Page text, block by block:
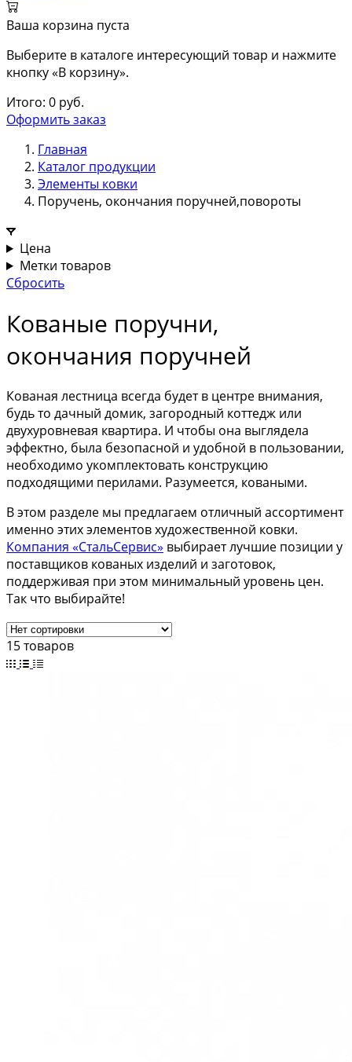
Ваша корзина пуста
Выберите в каталоге интересующий товар и нажмите
кнопку «В корзину».
Итого: 0 руб.
Оформить заказ
Главная
Каталог продукции
Элементы ковки
Поручень, окончания поручней,повороты
Цена
Метки товаров
Сбросить
Кованые поручни,
окончания поручней
Кованая лестница всегда будет в центре внимания,
будь то дачный домик, загородный коттедж или
двухуровневая квартира. И чтобы она выглядела
эффектно, была безопасной и удобной в пользовании,
необходимо укомплектовать конструкцию
подходящими перилами. Разумеется, коваными.
В этом разделе мы предлагаем отличный ассортимент
именно этих элементов художественной ковки.
Компания «СтальСервис» выбирает лучшие позиции у
поставщиков кованых изделий и заготовок,
поддерживая при этом минимальный уровень цен.
Так что выбирайте!
15 товаров